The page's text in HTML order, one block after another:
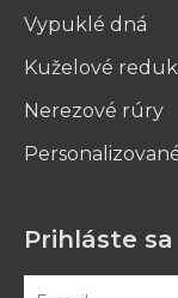
Vypuklé dná
Kuželové
Nerezové rúry
Prihláste